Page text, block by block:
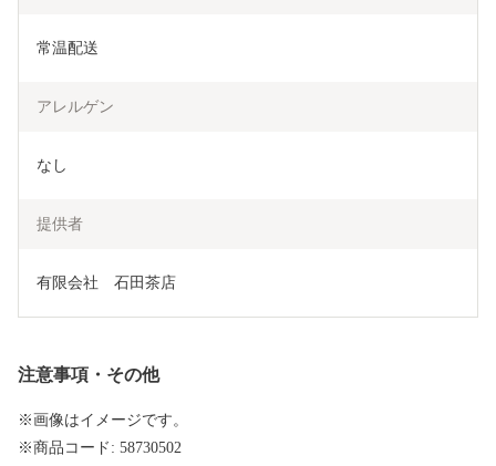
常温配送
アレルゲン
なし
提供者
有限会社　石田茶店
注意事項・その他
※画像はイメージです。
※商品コード: 58730502